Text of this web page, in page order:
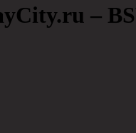
–